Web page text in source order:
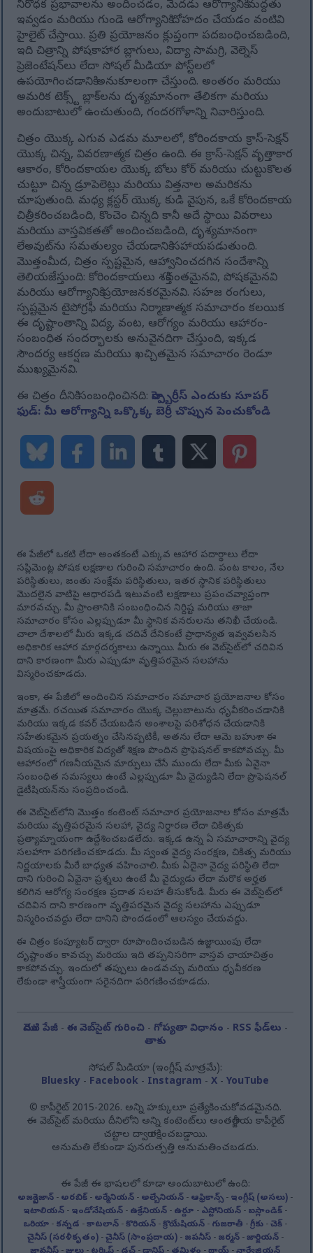
నిరోధక ప్రభావాలను అందించడం, మెదడు ఆరోగ్యానికి మద్దతు
ఇవ్వడం మరియు గుండె ఆరోగ్యానికి దోహదం చేయడం వంటివి
హైలైట్ చేస్తాయి. ప్రతి ప్రయోజనం క్లుప్తంగా పదబంధించబడింది,
ఇది చిత్రాన్ని పోషకాహార బ్లాగులు, విద్యా సామగ్రి, వెల్నెస్
ప్రెజెంటేషన్‌లు లేదా సోషల్ మీడియా పోస్ట్‌లలో
ఉపయోగించడానికి అనుకూలంగా చేస్తుంది. అంతరం మరియు
అమరిక టెక్స్ట్ బ్లాక్‌లను దృశ్యమానంగా తేలికగా మరియు
అందుబాటులో ఉంచుతుంది, గందరగోళాన్ని నివారిస్తుంది.
చిత్రం యొక్క ఎగువ ఎడమ మూలలో, కోరిందకాయ క్రాస్-సెక్షన్
యొక్క చిన్న, వివరణాత్మక చిత్రం ఉంది. ఈ క్రాస్-సెక్షన్ వృత్తాకార
ఆకారం, కోరిందకాయల యొక్క బోలు కోర్ మరియు చుట్టుకొలత
చుట్టూ చిన్న డ్రూపెలెట్లు మరియు విత్తనాల అమరికను
చూపుతుంది. మధ్య క్లస్టర్ యొక్క కుడి వైపున, ఒకే కోరిందకాయ
చిత్రీకరించబడింది, కొంచెం చిన్నది కానీ అదే స్థాయి వివరాలు
మరియు వాస్తవికతతో అందించబడింది, దృశ్యమానంగా
లేఅవుట్‌ను సమతుల్యం చేయడానికి సహాయపడుతుంది.
మొత్తంమీద, చిత్రం స్పష్టమైన, ఆహ్వానించదగిన సందేశాన్ని
తెలియజేస్తుంది: కోరిందకాయలు శక్తివంతమైనవి, పోషకమైనవి
మరియు ఆరోగ్యానికి ప్రయోజనకరమైనవి. సహజ రంగులు,
స్పష్టమైన టైపోగ్రఫీ మరియు నిర్మాణాత్మక సమాచారం కలయిక
ఈ దృష్టాంతాన్ని విద్య, వంట, ఆరోగ్యం మరియు ఆహారం-
సంబంధిత సందర్భాలకు అనువైనదిగా చేస్తుంది, ఇక్కడ
సౌందర్య ఆకర్షణ మరియు ఖచ్చితమైన సమాచారం రెండూ
ముఖ్యమైనవి.
ఈ చిత్రం దీనికి సంబంధించినది:రాస్ప్బెర్రీస్ ఎందుకు సూపర్
ఫుడ్: మీ ఆరోగ్యాన్ని ఒక్కొక్క బెర్రీ చొప్పున పెంచుకోండి
ఈ పేజీలో ఒకటి లేదా అంతకంటే ఎక్కువ ఆహార పదార్థాలు లేదా
సప్లిమెంట్ల పోషక లక్షణాల గురించి సమాచారం ఉంది. పంట కాలం, నేల
పరిస్థితులు, జంతు సంక్షేమ పరిస్థితులు, ఇతర స్థానిక పరిస్థితులు
మొదలైన వాటిపై ఆధారపడి ఇటువంటి లక్షణాలు ప్రపంచవ్యాప్తంగా
మారవచ్చు. మీ ప్రాంతానికి సంబంధించిన నిర్దిష్ట మరియు తాజా
సమాచారం కోసం ఎల్లప్పుడూ మీ స్థానిక వనరులను తనిఖీ చేయండి.
చాలా దేశాలలో మీరు ఇక్కడ చదివే దేనికంటే ప్రాధాన్యత ఇవ్వవలసిన
అధికారిక ఆహార మార్గదర్శకాలు ఉన్నాయి. మీరు ఈ వెబ్‌సైట్‌లో చదివిన
దాని కారణంగా మీరు ఎప్పుడూ వృత్తిపరమైన సలహాను
విస్మరించకూడదు.
ఇంకా, ఈ పేజీలో అందించిన సమాచారం సమాచార ప్రయోజనాల కోసం
మాత్రమే. రచయిత సమాచారం యొక్క చెల్లుబాటును ధృవీకరించడానికి
మరియు ఇక్కడ కవర్ చేయబడిన అంశాలపై పరిశోధన చేయడానికి
సహేతుకమైన ప్రయత్నం చేసినప్పటికీ, అతను లేదా ఆమె బహుశా ఈ
విషయంపై అధికారిక విద్యతో శిక్షణ పొందిన ప్రొఫెషనల్ కాకపోవచ్చు. మీ
ఆహారంలో గణనీయమైన మార్పులు చేసే ముందు లేదా మీకు ఏవైనా
సంబంధిత సమస్యలు ఉంటే ఎల్లప్పుడూ మీ వైద్యుడిని లేదా ప్రొఫెషనల్
డైటీషియన్‌ను సంప్రదించండి.
ఈ వెబ్‌సైట్‌లోని మొత్తం కంటెంట్ సమాచార ప్రయోజనాల కోసం మాత్రమే
మరియు వృత్తిపరమైన సలహా, వైద్య నిర్ధారణ లేదా చికిత్సకు
ప్రత్యామ్నాయంగా ఉద్దేశించబడలేదు. ఇక్కడ ఉన్న ఏ సమాచారాన్ని వైద్య
సలహాగా పరిగణించకూడదు. మీ స్వంత వైద్య సంరక్షణ, చికిత్స మరియు
నిర్ణయాలకు మీరే బాధ్యత వహించాలి. మీకు ఏదైనా వైద్య పరిస్థితి లేదా
దాని గురించి ఏవైనా ప్రశ్నలు ఉంటే మీ వైద్యుడు లేదా మరొక అర్హత
కలిగిన ఆరోగ్య సంరక్షణ ప్రదాత సలహా తీసుకోండి. మీరు ఈ వెబ్‌సైట్‌లో
చదివిన దాని కారణంగా వృత్తిపరమైన వైద్య సలహాను ఎప్పుడూ
విస్మరించవద్దు లేదా దానిని పొందడంలో ఆలస్యం చేయవద్దు.
ఈ చిత్రం కంప్యూటర్ ద్వారా రూపొందించబడిన ఉజ్జాయింపు లేదా
దృష్టాంతం కావచ్చు మరియు ఇది తప్పనిసరిగా వాస్తవ ఛాయాచిత్రం
కాకపోవచ్చు. ఇందులో తప్పులు ఉండవచ్చు మరియు ధృవీకరణ
లేకుండా శాస్త్రీయంగా సరైనదిగా పరిగణించకూడదు.
మొదటి పేజీ- ఈ వెబ్‌సైట్ గురించి - గోప్యతా విధానం - RSS ఫీడ్‌లు -
తాకు
సోషల్ మీడియా (ఇంగ్లీష్ మాత్రమే):
Bluesky - Facebook - Instagram -X -YouTube
© కాపీరైట్ 2015-2026. అన్ని హక్కులూ ప్రత్యేకించుకోవడమైనది.
ఈ వెబ్‌సైట్ మరియు దీనిలోని అన్ని కంటెంట్‌లు అంతర్జాతీయ కాపీరైట్
చట్టాల ద్వారా రక్షించబడ్డాయి.
అనుమతి లేకుండా పునరుత్పత్తి అనుమతించబడదు.
ఈ పేజీ ఈ భాషలలో కూడా అందుబాటులో ఉంది:
అజర్బైజాన్ - అరబిక్ - అర్మేనియన్ - అల్బేనియన్ - ఆఫ్రికాన్స్ - ఇంగ్లీష్ (అసలు) -
ఇటాలియన్ - ఇండోనేషియన్ - ఉక్రేనియన్ - ఉర్దూ - ఎస్టోనియన్ - ఐస్లాండిక్ -
ఒరియా - కన్నడ -కాటలాన్ -కొరియన్ -క్రొయేషియన్ - గుజరాతీ -గ్రీకు -చెక్ -
చైనీస్ (సరళీకృతం)-చైనీస్ (సాంప్రదాయ)- జపనీస్- జర్మన్-జార్జియన్-